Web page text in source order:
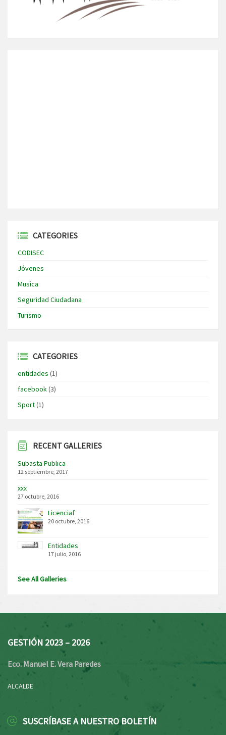
CATEGORIES
CODISEC
Jóvenes
Musica
Seguridad Ciudadana
Turismo
CATEGORIES
entidades (1)
facebook(3)
Sport(1)
RECENT GALLERIES
Subasta Publica
12 septiembre, 2017
xxx
27 octubre, 2016
Licenciaf
20 octubre, 2016
Entidades
17 julio, 2016
See All Galleries
GESTIÓN 2023 – 2026
Eco. Manuel E. Vera Paredes
ALCALDE
SUSCRÍBASE A NUESTRO BOLETÍN